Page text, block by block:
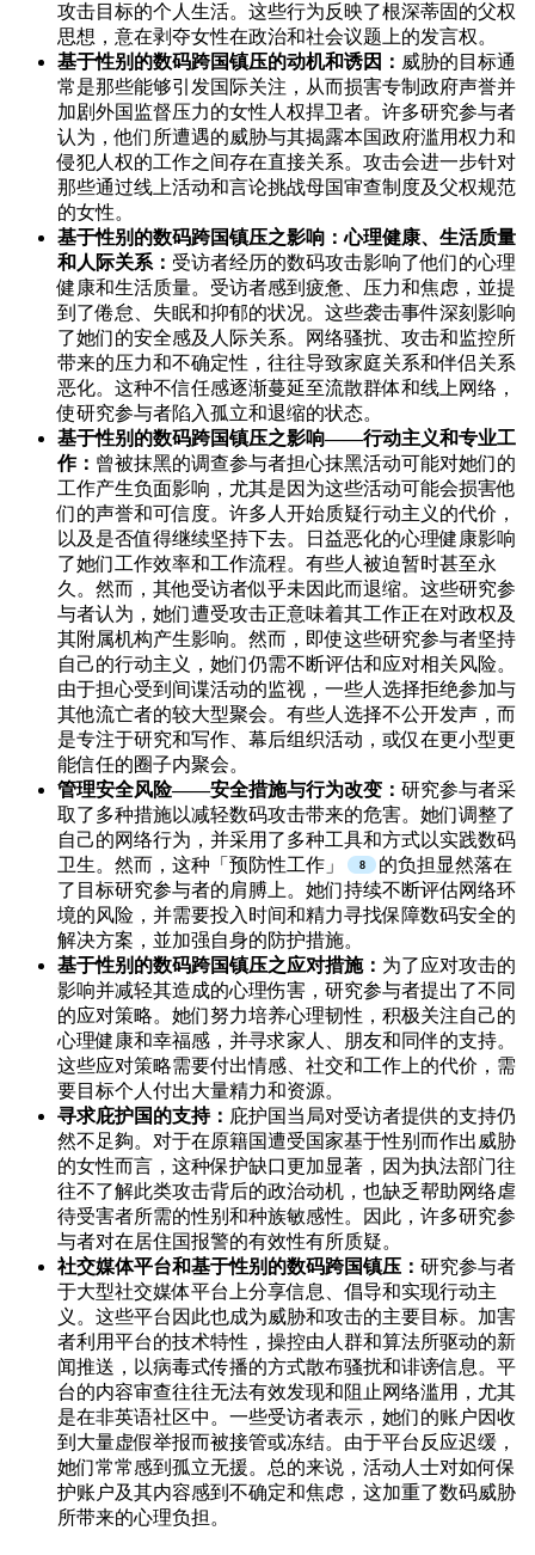
攻击目标的个人生活。这些行为反映了根深蒂固的父权
思想，意在剥夺女性在政治和社会议题上的发言权。
基于性别的数码跨国镇压的动机和诱因： 威胁的目标通
常是那些能够引发国际关注，从而损害专制政府声誉并
加剧外国监督压力的女性人权捍卫者。许多研究参与者
认为，他们所遭遇的威胁与其揭露本国政府滥用权力和
侵犯人权的工作之间存在直接关系。攻击会进一步针对
那些通过线上活动和言论挑战母国审查制度及父权规范
的女性。
基于性别的数码跨国镇压之影响：心理健康、生活质量
和人际关系： 受访者经历的数码攻击影响了他们的心理
健康和生活质量。受访者感到疲惫、压力和焦虑，並提
到了倦怠、失眠和抑郁的状况。这些袭击事件深刻影响
了她们的安全感及人际关系。网络骚扰、攻击和监控所
带来的压力和不确定性，往往导致家庭关系和伴侣关系
恶化。这种不信任感逐渐蔓延至流散群体和线上网络，
使研究参与者陷入孤立和退缩的状态。
基于性别的数码跨国镇压之影响——行动主义和专业工
作： 曾被抹黑的调查参与者担心抹黑活动可能对她们的
工作产生负面影响，尤其是因为这些活动可能会损害他
们的声誉和可信度。许多人开始质疑行动主义的代价，
以及是否值得继续坚持下去。日益恶化的心理健康影响
了她们工作效率和工作流程。有些人被迫暂时甚至永
久。然而，其他受访者似乎未因此而退缩。这些研究参
与者认为，她们遭受攻击正意味着其工作正在对政权及
其附属机构产生影响。然而，即使这些研究参与者坚持
自己的行动主义，她们仍需不断评估和应对相关风险。
由于担心受到间谍活动的监视，一些人选择拒绝参加与
其他流亡者的较大型聚会。有些人选择不公开发声，而
是专注于研究和写作、幕后组织活动，或仅在更小型更
能信任的圈子内聚会。
管理安全风险——安全措施与行为改变： 研究参与者采
取了多种措施以减轻数码攻击带来的危害。她们调整了
自己的网络行为，并采用了多种工具和方式以实践数码
卫生。然而，这种「预防性工作」
的负担显然落在
了目标研究参与者的肩膊上。她们持续不断评估网络环
境的风险，并需要投入时间和精力寻找保障数码安全的
解决方案，並加强自身的防护措施。
基于性别的数码跨国镇压之应对措施： 为了应对攻击的
影响并减轻其造成的心理伤害，研究参与者提出了不同
的应对策略。她们努力培养心理韧性，积极关注自己的
心理健康和幸福感，并寻求家人、朋友和同伴的支持。
这些应对策略需要付出情感、社交和工作上的代价，需
要目标个人付出大量精力和资源。
寻求庇护国的支持： 庇护国当局对受访者提供的支持仍
然不足夠。对于在原籍国遭受国家基于性别而作出威胁
的女性而言，这种保护缺口更加显著，因为执法部门往
往不了解此类攻击背后的政治动机，也缺乏帮助网络虐
待受害者所需的性别和种族敏感性。因此，许多研究参
与者对在居住国报警的有效性有所质疑。
社交媒体平台和基于性别的数码跨国镇压： 研究参与者
于大型社交媒体平台上分享信息、倡导和实现行动主
义。这些平台因此也成为威胁和攻击的主要目标。加害
者利用平台的技术特性，操控由人群和算法所驱动的新
闻推送，以病毒式传播的方式散布骚扰和诽谤信息。平
台的内容审查往往无法有效发现和阻止网络滥用，尤其
是在非英语社区中。一些受访者表示，她们的账户因收
到大量虚假举报而被接管或冻结。由于平台反应迟缓，
她们常常感到孤立无援。总的来说，活动人士对如何保
护账户及其内容感到不确定和焦虑，这加重了数码威胁
所带来的心理负担。